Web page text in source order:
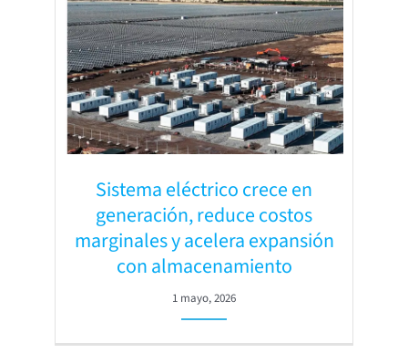
Sistema eléctrico crece en
generación, reduce costos
marginales y acelera expansión
con almacenamiento
1 mayo, 2026